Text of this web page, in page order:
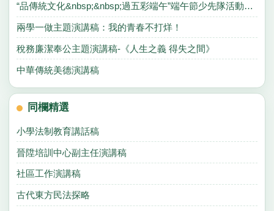
“品傳統文化&nbsp;&nbsp;過五彩端午”端午節少先隊活動方案
兩學一做主題演講稿：我的青春不打烊！
稅務廉潔奉公主題演講稿-《人生之義 得失之間》
中華傳統美德演講稿
同欄精選
小學法制教育講話稿
晉陞培訓中心副主任演講稿
社區工作演講稿
古代東方民法探略